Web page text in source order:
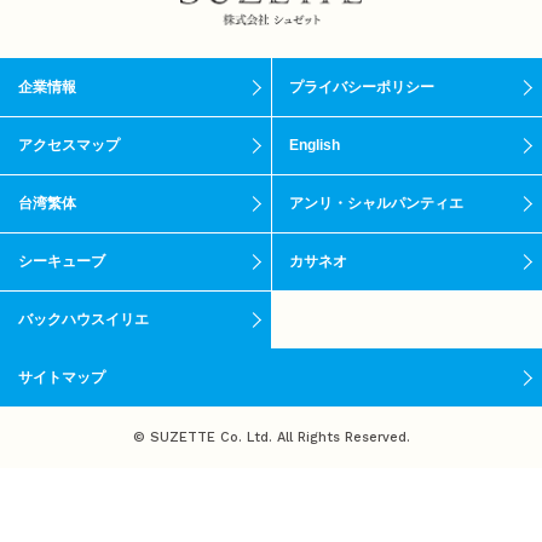
企業情報 プライバシーポリシー
アクセスマップ English
台湾繁体 アンリ・シャルパンティエ
シーキューブ カサネオ
バックハウスイリエ
サイトマップ
© SUZETTE Co. Ltd. All Rights Reserved.